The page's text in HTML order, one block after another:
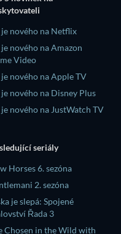
nového na Netflix
nového na Amazon
Video
nového na Apple TV
nového na Disney Plus
nového na JustWatch TV
seriály
Horses 6. sezóna
2. sezóna
je slepá: Spojené
Řada 3
Chosen in the Wild with